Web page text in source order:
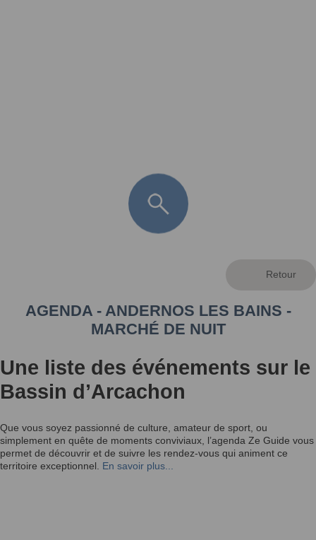
AGENDA - ANDERNOS LES BAINS -
MARCHÉ DE NUIT
Une liste des événements sur le
Bassin d’Arcachon
Que vous soyez passionné de culture, amateur de sport, ou
simplement en quête de moments conviviaux, l’agenda Ze Guide vous
permet de découvrir et de suivre les rendez-vous qui animent ce
territoire exceptionnel. En savoir plus...